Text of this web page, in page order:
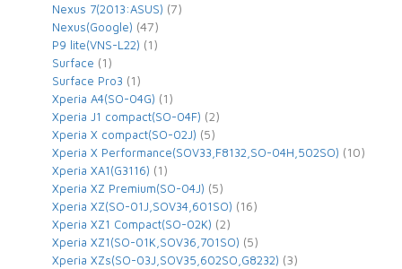
Nexus 7(2013:ASUS) (7)
Nexus(Google) (47)
P9 lite(VNS-L22) (1)
Surface (1)
Surface Pro3 (1)
Xperia A4(SO-04G) (1)
Xperia J1 compact(SO-04F) (2)
Xperia X compact(SO-02J) (5)
Xperia X Performance(SOV33,F8132,SO-04H,502SO) (10)
Xperia XA1(G3116) (1)
Xperia XZ Premium(SO-04J) (5)
Xperia XZ(SO-01J,SOV34,601SO) (16)
Xperia XZ1 Compact(SO-02K) (2)
Xperia XZ1(SO-01K,SOV36,701SO) (5)
Xperia XZs(SO-03J,SOV35,602SO,G8232) (3)